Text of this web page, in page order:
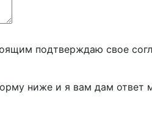
подтверждаю свое
ниже и я вам дам ответ